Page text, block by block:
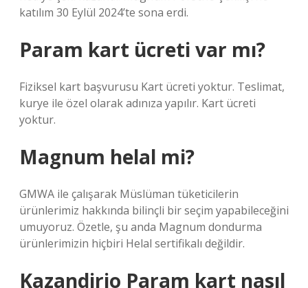
katılım 30 Eylül 2024’te sona erdi.
Param kart ücreti var mı?
Fiziksel kart başvurusu Kart ücreti yoktur. Teslimat,
kurye ile özel olarak adınıza yapılır. Kart ücreti
yoktur.
Magnum helal mi?
GMWA ile çalışarak Müslüman tüketicilerin
ürünlerimiz hakkında bilinçli bir seçim yapabileceğini
umuyoruz. Özetle, şu anda Magnum dondurma
ürünlerimizin hiçbiri Helal sertifikalı değildir.
Kazandirio Param kart nasıl